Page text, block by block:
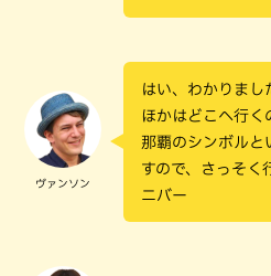
ヴァンソン
はい、わかりまし
ほかはどこへ行く
那覇のシンボルと
すので、さっそ
ニバー